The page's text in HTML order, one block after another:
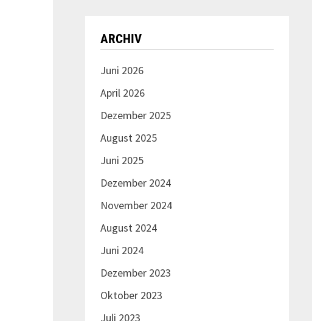
ARCHIV
Juni 2026
April 2026
Dezember 2025
August 2025
Juni 2025
Dezember 2024
November 2024
August 2024
Juni 2024
Dezember 2023
Oktober 2023
Juli 2023